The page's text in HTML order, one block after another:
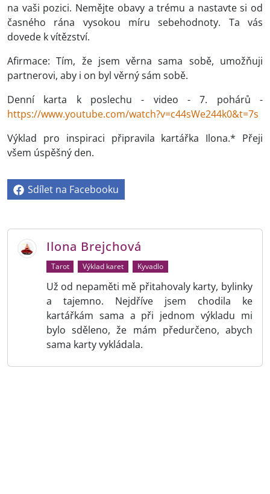
na vaši pozici. Nemějte obavy a trému a nastavte si od
časného rána vysokou míru sebehodnoty. Ta vás
dovede k vítězství.
Afirmace: Tím, že jsem věrna sama sobě, umožňuji
partnerovi, aby i on byl věrný sám sobě.
Denní karta k poslechu - video - 7. pohárů -
https://www.youtube.com/watch?v=c44sWe244k0&t=7s
Výklad pro inspiraci připravila kartářka Ilona.* Přeji
všem úspěšný den.
Sdílet na Facebooku
Ilona Brejchová
Tarot Výklad karet Kyvadlo
Už od nepaměti mě přitahovaly karty, bylinky
a tajemno. Nejdříve jsem chodila ke
kartářkám sama a při jednom výkladu mi
bylo sděleno, že mám předurčeno, abych
sama karty vykládala.